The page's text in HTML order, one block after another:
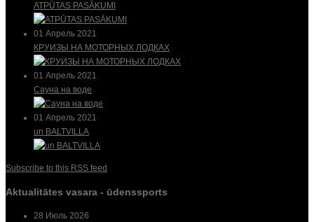
ATPŪTAS PASĀKUMI
01 Апрель 2021
КРУИЗЫ НА МОТОРНЫХ ЛОДКАХ
01 Апрель 2021
Сауна на воде
01 Апрель 2021
un BALTVILLA
Subscribe to this RSS feed
Aktualitātes vasara - ūdenssports
28 Июль 2026